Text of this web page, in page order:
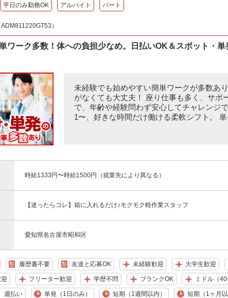
平日のみ勤務OK アルバイト パート
）
ワーク多数！体への負担少なめ。日払いOK＆スポット・単
未経験でも始めやすい簡単ワークが多数あ
がなくても大丈夫！ 座り仕事も多く、サポ
で、年齢や経験問わず安心してチャレンジ
1〜、好きな時間だけ働ける柔軟シフト。 単
時給1333円〜時給1500円（就業先により異なる）
【迷ったらコレ】箱に入れるだけ♪モクモク軽作業スタッフ
愛知県名古屋市昭和区
履歴書不要 友達と応募OK 未経験歓迎 大学生歓迎
フリーター歓迎 学歴不問 ブランクOK ミドル（
週払い 単発（1日のみ） 短期（1週間以内） 短期（1ヶ月